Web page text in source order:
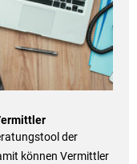
der
können Vermittler